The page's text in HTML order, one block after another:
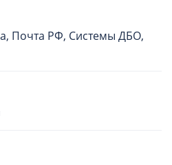
Почта РФ, Системы ДБО,